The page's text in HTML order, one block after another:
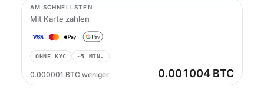
AM SCHNELLSTEN
Mit Karte zahlen
OHNE KYC ~5 MIN.
0.000001 BTC weniger 0.001004 BTC